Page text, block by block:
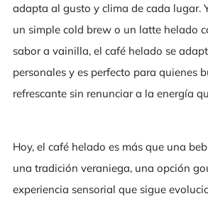
adapta al gusto y clima de cada lugar.
un simple cold brew o un latte helado
sabor a vainilla, el café helado se
personales y es perfecto para quienes
refrescante sin renunciar a la energía
Hoy, el café helado es más que una
una tradición veraniega, una opción
experiencia sensorial que sigue